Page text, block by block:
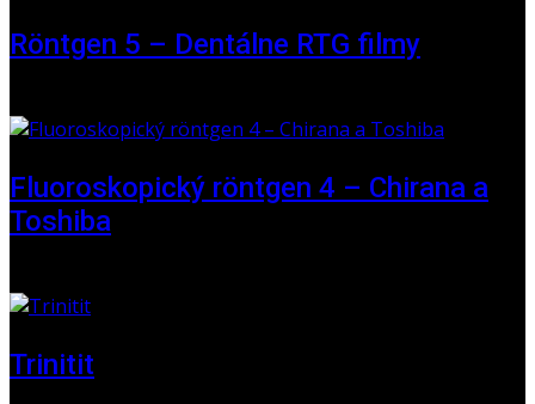
Röntgen 5 – Dentálne RTG filmy
Fluoroskopický röntgen 4 – Chirana a
Toshiba
Trinitit